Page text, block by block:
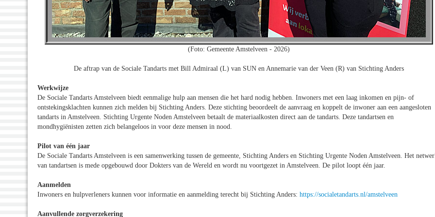
(Foto: Gemeente Amstelveen - 2026)
De aftrap van de Sociale Tandarts met Bill Admiraal (L) van SUN en Annemarie van der Veen (R) van Stichting Anders
Werkwijze
De Sociale Tandarts Amstelveen biedt eenmalige hulp aan mensen die het hard nodig hebben. Inwoners met een laag inkomen en pijn- of
ontstekingsklachten kunnen zich melden bij Stichting Anders. Deze stichting beoordeelt de aanvraag en koppelt de inwoner aan een aangesloten
tandarts in Amstelveen. Stichting Urgente Noden Amstelveen betaalt de materiaalkosten direct aan de tandarts. Deze tandartsen en
mondhygiënisten zetten zich belangeloos in voor deze mensen in nood.
Pilot van één jaar
De Sociale Tandarts Amstelveen is een samenwerking tussen de gemeente, Stichting Anders en Stichting Urgente Noden Amstelveen. Het
van tandartsen is mede opgebouwd door Dokters van de Wereld en wordt nu voortgezet in Amstelveen. De pilot loopt één jaar.
Aanmelden
Inwoners en hulpverleners kunnen voor informatie en aanmelding terecht bij Stichting Anders: https://socialetandarts.nl/amstelveen
Aanvullende zorgverzekering